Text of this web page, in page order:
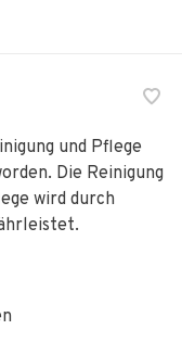
und Pflege
Die Reinigung
wird durch